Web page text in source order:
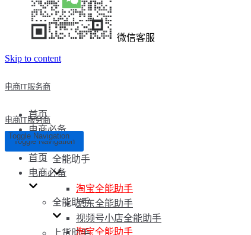
微信客服
Skip to content
电商IT服务商
首页
电商必备
全能助手
淘宝全能助手
京东全能助手
视频号小店全能助手
上货助手
电商IT服务商
Toggle Navigation
Toggle Navigation
首页
电商必备
全能助手
淘宝全能助手